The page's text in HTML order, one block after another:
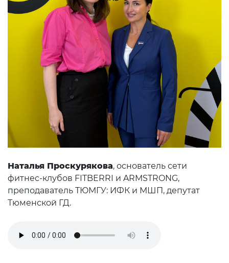
Наталья Проскурякова, основатель сети
фитнес-клубов FITBERRI и ARMSTRONG,
преподаватель ТЮМГУ: ИФК и МШП, депутат
Тюменской ГД.